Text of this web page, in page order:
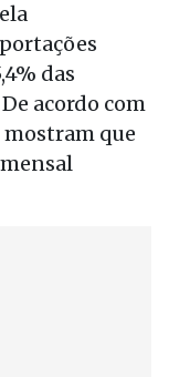
das
acordo com
mostram que